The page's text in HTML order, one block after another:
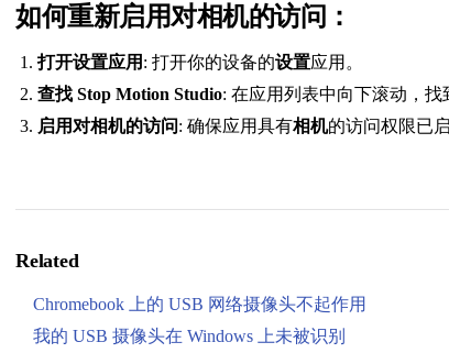
如何重新启用对相机的访问：
打开设置应用 : 打开你的设备的设置应用。
查找 Stop Motion Studio: 在应用列表中向下滚动，找
启用对相机的访问: 确保应用具有相机的访问权限已启
Related
Chromebook 上的 USB 网络摄像头不起作用
我的 USB 摄像头在 Windows 上未被识别